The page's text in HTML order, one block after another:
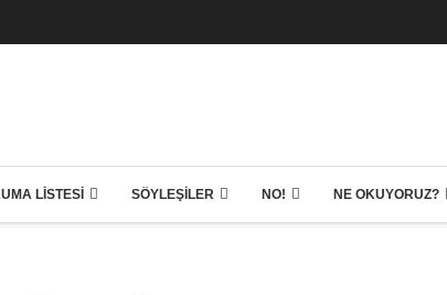
LISTESI SÖYLEŞILER NO! NE OKUYORUZ?